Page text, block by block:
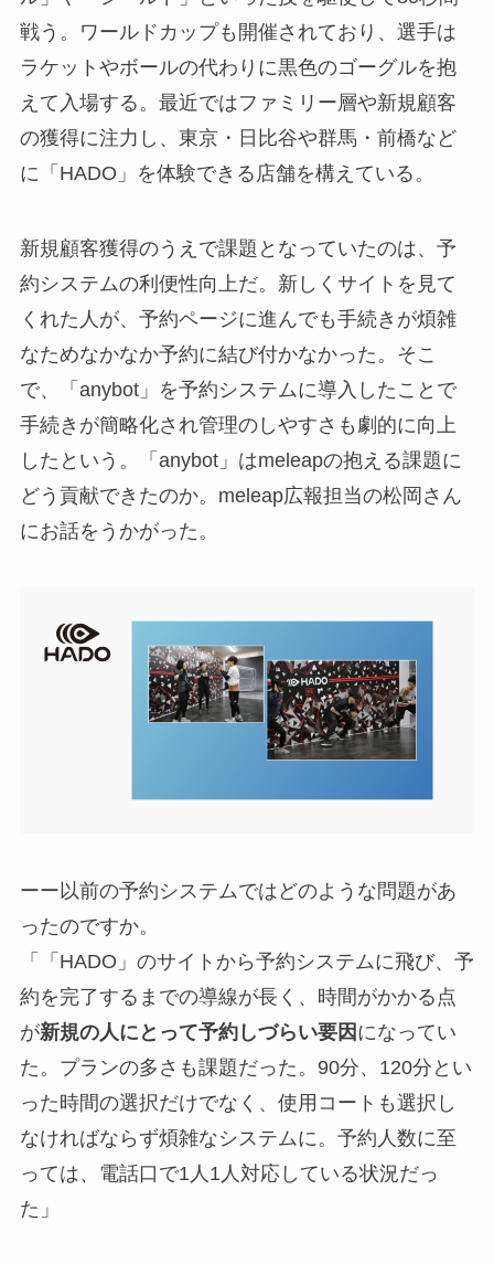
戦う。ワールドカップも開催されており、選手は
ラケットやボールの代わりに黒色のゴーグルを抱
えて入場する。最近ではファミリー層や新規顧客
の獲得に注力し、東京・日比谷や群馬・前橋など
に「HADO」を体験できる店舗を構えている。
新規顧客獲得のうえで課題となっていたのは、予
約システムの利便性向上だ。新しくサイトを見て
くれた人が、予約ページに進んでも手続きが煩雑
なためなかなか予約に結び付かなかった。そこ
で、「anybot」を予約システムに導入したことで
手続きが簡略化され管理のしやすさも劇的に向上
したという。「anybot」はmeleapの抱える課題に
どう貢献できたのか。meleap広報担当の松岡さん
にお話をうかがった。
ーー以前の予約システムではどのような問題があ
ったのですか。
「「HADO」のサイトから予約システムに飛び、予
約を完了するまでの導線が長く、時間がかかる点
が新規の人にとって予約しづらい要因 になってい
た。プランの多さも課題だった。90分、120分とい
った時間の選択だけでなく、使用コートも選択し
なければならず煩雑なシステムに。予約人数に至
っては、電話口で1人1人対応している状況だっ
た」